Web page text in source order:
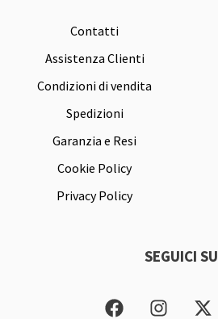
Contatti
Assistenza Clienti
Condizioni di vendita
Spedizioni
Garanzia e Resi
Cookie Policy
Privacy Policy
SEGUICI SU
F I X